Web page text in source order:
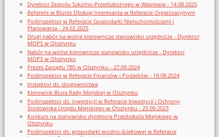
Dyrektor Zespołu Szkolno-Przedszkolnego w Waplewie - 14.08.2025
Referent w Biurze Obsługi Interesanta w Referacie Organizacyjnym
Podinspektor w Referacie Gospodarki Nieruchomościami i
Planowania - 24.02.2025
Drugi nabór na wolne kierownicze stanowisko urzędnicze - Dyrektor
MOPS w Olsztynku
Nabór na wolne kierownicze stanowisko urzędnicze - Dyrektor
MOPS w Olsztynku
Prezes Zarządu TBS w Olsztynku - 27.09.2024
Podinspektor w Referacie Finansów i Podatków - 19.08.2024
Inspektor ds. drogownictwa
Kierownik Biura Rady Miejskiej w Olsztynku
Podinspektor ds. inwestycji w Referacie Inwestycji i Ochrony
Środowiska Urzędu Miejskiego w Olsztynku - 25.09.2023
Konkurs na stanowisko dyrektora Przedszkola Miejskiego w
Olsztynku
Podinspektor ds. gospodarki wodno-ściekowej w Referacie